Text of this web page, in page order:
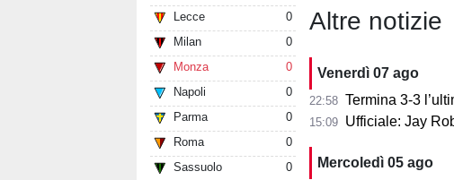
Lecce
0
Milan
0
Monza
0
Napoli
0
Parma
0
Roma
0
Sassuolo
0
Altre notizie
Venerdì 07 ago
22:58 Termina 3-3 l’ultima
15:09 Ufficiale: Jay
Mercoledì 05 ago